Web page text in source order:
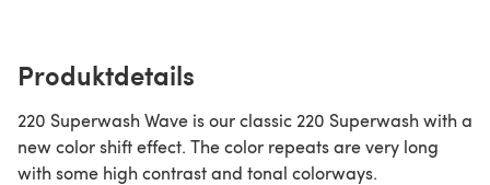
Produktdetails
220 Superwash Wave is our classic 220 Superwash with a
new color shift effect. The color repeats are very long
with some high contrast and tonal colorways.